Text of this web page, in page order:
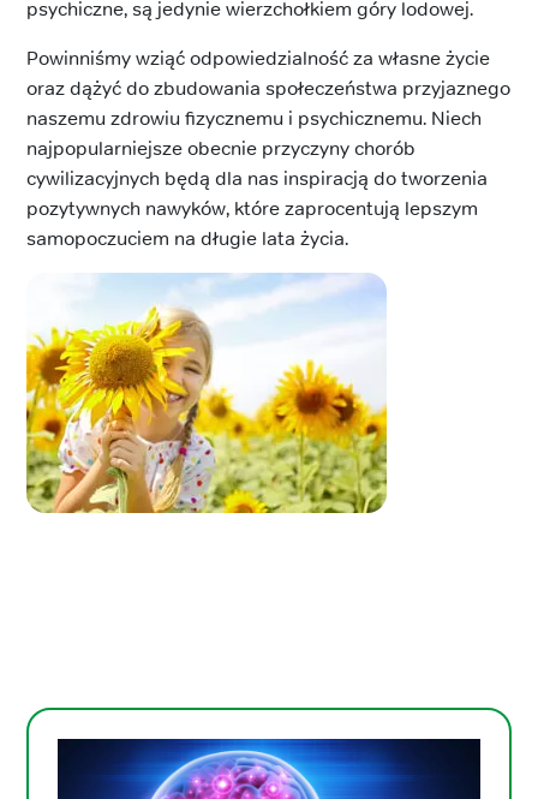
psychiczne, są jedynie wierzchołkiem góry lodowej.
Powinniśmy wziąć odpowiedzialność za własne życie
oraz dążyć do zbudowania społeczeństwa przyjaznego
naszemu zdrowiu fizycznemu i psychicznemu. Niech
najpopularniejsze obecnie przyczyny chorób
cywilizacyjnych będą dla nas inspiracją do tworzenia
pozytywnych nawyków, które zaprocentują lepszym
samopoczuciem na długie lata życia.